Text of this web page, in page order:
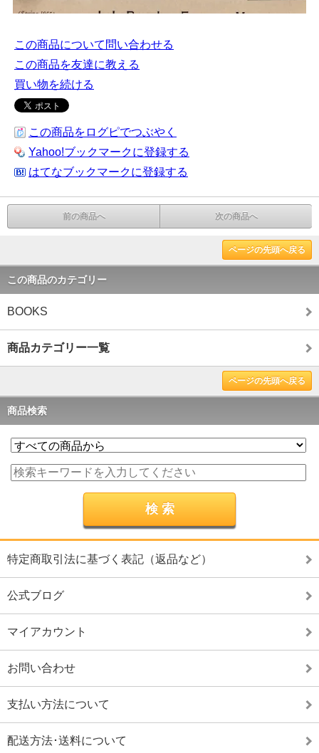
この商品について問い合わせる
この商品を友達に教える
買い物を続ける
この商品をログピでつぶやく
Yahoo!ブックマークに登録する
はてなブックマークに登録する
前の商品へ 次の商品へ
ページの先頭へ戻る
この商品のカテゴリー
BOOKS
商品カテゴリー一覧
ページの先頭へ戻る
商品検索
特定商取引法に基づく表記（返品など）
公式ブログ
マイアカウント
お問い合わせ
支払い方法について
配送方法･送料について